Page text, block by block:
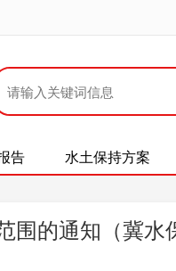
告 水土保持方案
围的通知（冀水